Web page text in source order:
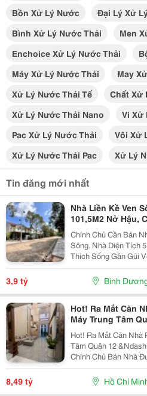
Bồn Xử Lý Nước
Đại Lý Xử
Bình Xử Lý Nước Thải
Men
Enchoice Xử Lý Nước Thải
Máy Xử Lý Nước Thải
May
Xử Lý Nước Thải Tế
Chất Xử
Xử Lý Nước Thải Nano
Vi Xử
Pac Xử Lý Nước Thải
Vôi Xử
Xử Lý Nước Thải Pac
Xử Lý
Tin đăng mới nhất
Nhà Liền Kề Ven
101,5M2 Nở Hậu,
Chính Chủ Cần Bán
Sông. Nhà Diện Tích 5X25M, Hoàn Hảo Cho Những Ai
Thích Sống Gần Gũi
Kín Có Bảo Vệ 24/24
Ngơi Yên Tĩnh. Khu
3,9 tỷ Bình
Hot! Ra Mắt Căn
Máy Trung Tâm
Hot! Ra Mắt Căn Nhà
Tâm Quận 12
Chính Chủ Bán Nhà
&Ndash; Vị Trí Đẹp,
8,49 tỷ Hồ Chí